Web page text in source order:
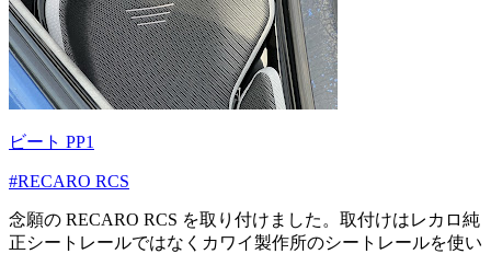
ビート PP1
#RECARO RCS
念願の RECARO RCS を取り付けました。取付けはレカロ純
正シートレールではなくカワイ製作所のシートレールを使い